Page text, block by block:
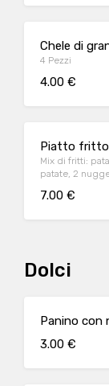
Chele di
4 Pezzi
4.00 €
Piatto fritto
Mix di fritti:
patate, 2
7.00 €
Dolci
Panino con
3.00 €